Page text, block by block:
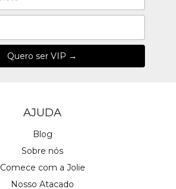
AJUDA
Blog
Sobre nós
Comece com a Jolie
Nosso Atacado